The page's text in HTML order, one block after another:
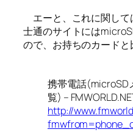
エーと、これに関して
士通のサイトには
ので、お持ちのカードと
携帯電話(microSD
覧) –
http://